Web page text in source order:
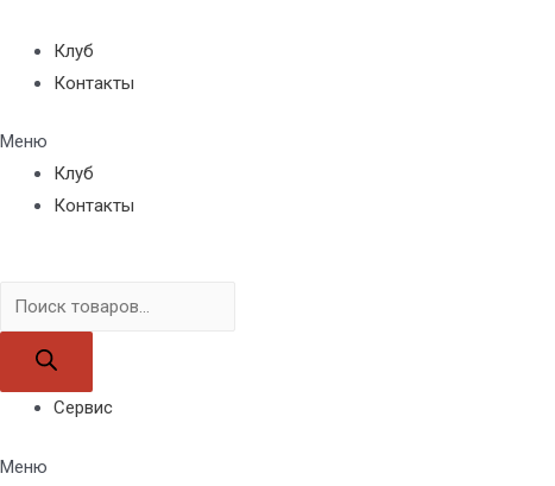
Клуб
Контакты
Меню
Клуб
Контакты
Поиск
товаров
Сервис
Меню